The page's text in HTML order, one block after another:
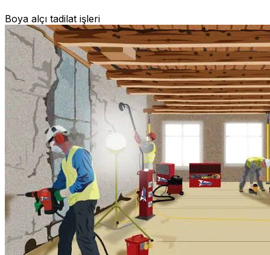
Boya alçı tadilat işleri